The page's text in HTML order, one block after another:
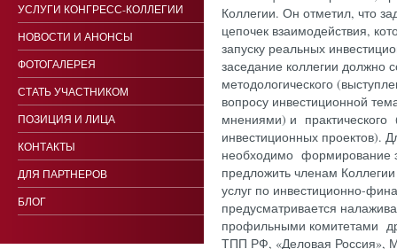
Коллегии. Он отметил, что
цепочек взаимодействия,
запуску реальных
заседание коллегии должно
методологического
вопросу инвестиционной
мнениями) и практического
инвестиционных проектов).
необходимо формирование
предложить членам
услуг по инвестиционно-
предусматривается
профильными комитетами
ТПП РФ, «Деловая Россия»,
УСЛУГИ КОНГРЕСС-КОЛЛЕГИИ
НОВОСТИ И АНОНСЫ
ФОТОГАЛЕРЕЯ
СТАТЬ УЧАСТНИКОМ
ПОЗИЦИЯ И ЛИЦА
КОНТАКТЫ
ДЛЯ ПАРТНЕРОВ
БЛОГ